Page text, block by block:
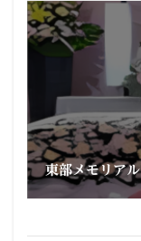
東部メモリアル